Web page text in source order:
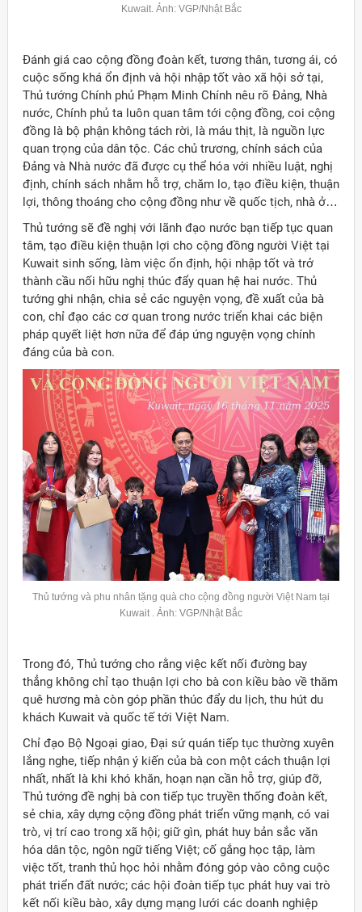
Kuwait. Ảnh: VGP/Nhật Bắc
Đánh giá cao cộng đồng đoàn kết, tương thân, tương ái, có
cuộc sống khá ổn định và hội nhập tốt vào xã hội sở tại,
Thủ tướng Chính phủ Phạm Minh Chính nêu rõ Đảng, Nhà
nước, Chính phủ ta luôn quan tâm tới cộng đồng, coi cộng
đồng là bộ phận không tách rời, là máu thịt, là nguồn lực
quan trọng của dân tộc. Các chủ trương, chính sách của
Đảng và Nhà nước đã được cụ thể hóa với nhiều luật, nghị
định, chính sách nhằm hỗ trợ, chăm lo, tạo điều kiện, thuận
lợi, thông thoáng cho cộng đồng như về quốc tịch, nhà ở…
Thủ tướng sẽ đề nghị với lãnh đạo nước bạn tiếp tục quan
tâm, tạo điều kiện thuận lợi cho cộng đồng người Việt tại
Kuwait sinh sống, làm việc ổn định, hội nhập tốt và trở
thành cầu nối hữu nghị thúc đẩy quan hệ hai nước. Thủ
tướng ghi nhận, chia sẻ các nguyện vọng, đề xuất của bà
con, chỉ đạo các cơ quan trong nước triển khai các biện
pháp quyết liệt hơn nữa để đáp ứng nguyện vọng chính
đáng của bà con.
Thủ tướng và phu nhân tặng quà cho cộng đồng người Việt Nam tại
Kuwait . Ảnh: VGP/Nhật Bắc
Trong đó, Thủ tướng cho rằng việc kết nối đường bay
thẳng không chỉ tạo thuận lợi cho bà con kiều bào về thăm
quê hương mà còn góp phần thúc đẩy du lịch, thu hút du
khách Kuwait và quốc tế tới Việt Nam.
Chỉ đạo Bộ Ngoại giao, Đại sứ quán tiếp tục thường xuyên
lắng nghe, tiếp nhận ý kiến của bà con một cách thuận lợi
nhất, nhất là khi khó khăn, hoạn nạn cần hỗ trợ, giúp đỡ,
Thủ tướng đề nghị bà con tiếp tục truyền thống đoàn kết,
sẻ chia, xây dựng cộng đồng phát triển vững mạnh, có vai
trò, vị trí cao trong xã hội; giữ gìn, phát huy bản sắc văn
hóa dân tộc, ngôn ngữ tiếng Việt; cố gắng học tập, làm
việc tốt, tranh thủ học hỏi nhằm đóng góp vào công cuộc
phát triển đất nước; các hội đoàn tiếp tục phát huy vai trò
kết nối kiều bào, xây dựng mạng lưới các doanh nghiệp